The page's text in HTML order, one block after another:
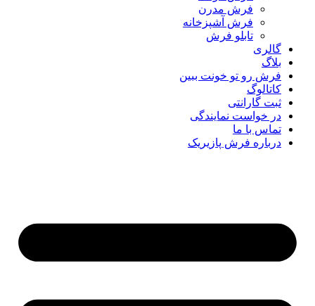
فرش مدرن
فرش آشپزخانه
تابلو فرش
گالری
بلاگ
فرش رو تو خونت ببین
کاتالوگ
ثبت گارانتی
در خواست نمایندگی
تماس با ما
درباره فرش پازیریک